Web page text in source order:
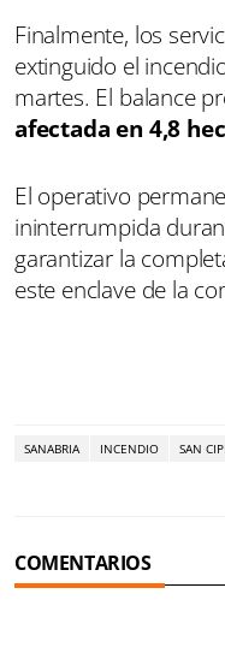
Finalmente, los
extinguido el
martes. El balance
afectada en 4,8
El operativo
ininterrumpida
garantizar la
este enclave de la
SANABRIA INCENDIO SAN
COMENTARIOS